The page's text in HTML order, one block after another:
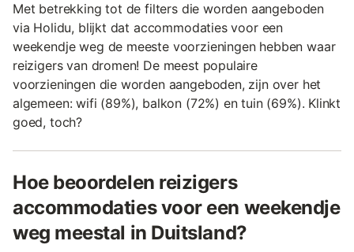
Met betrekking tot de filters die worden aangeboden
via Holidu, blijkt dat accommodaties voor een
weekendje weg de meeste voorzieningen hebben waar
reizigers van dromen! De meest populaire
voorzieningen die worden aangeboden, zijn over het
algemeen: wifi (89%), balkon (72%) en tuin (69%). Klinkt
goed, toch?
Hoe beoordelen reizigers
accommodaties voor een weekendje
weg meestal in Duitsland?